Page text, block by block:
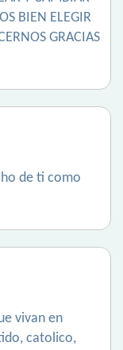
BIEN ELEGIR
GRACIAS
de ti como
vivan en
catolico,